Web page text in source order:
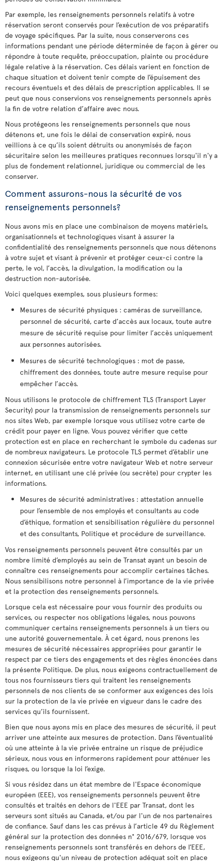
Par exemple, les renseignements personnels relatifs à votre
réservation seront conservés pour l’exécution de vos préparatifs
de voyage spécifiques. Par la suite, nous conserverons ces
informations pendant une période déterminée de façon à gérer ou
répondre à toute requête, préoccupation, plainte ou procédure
légale relative à la réservation. Ces délais varient en fonction de
chaque situation et doivent tenir compte de l’épuisement des
recours éventuels et des délais de prescription applicables. Il se
peut que nous conservions vos renseignements personnels après
la fin de votre relation d’affaire avec nous.
Nous protégeons les renseignements personnels que nous
détenons et, une fois le délai de conservation expiré, nous
veillions à ce qu’ils soient détruits ou anonymisés de façon
sécuritaire selon les meilleures pratiques reconnues lorsqu'il n'y a
plus de fondement relationnel, juridique ou commercial de les
conserver.
Comment assurons-nous la sécurité de vos
renseignements personnels?
Nous avons mis en place une combinaison de moyens matériels,
organisationnels et technologiques visant à assurer la
confidentialité des renseignements personnels que nous détenons
à votre sujet et visant à prévenir et protéger ceux-ci contre la
perte, le vol, l’accès, la divulgation, la modification ou la
destruction non-autorisée.
Voici quelques exemples, sous plusieurs formes:
Mesures de sécurité physiques : caméras de surveillance,
personnel de sécurité, carte d’accès aux locaux, toute autre
mesure de sécurité requise pour limiter l’accès uniquement
aux personnes autorisées.
Mesures de sécurité technologiques : mot de passe,
chiffrement des données, toute autre mesure requise pour
empêcher l’accès.
Nous utilisons le protocole de chiffrement TLS (Transport Layer
Security) pour la transmission de renseignements personnels sur
nos sites Web, par exemple lorsque vous utilisez votre carte de
crédit pour payer en ligne. Vous pouvez vérifier que cette
protection est en place en recherchant le symbole du cadenas sur
de nombreux navigateurs. Le protocole TLS permet d’établir une
connexion sécurisée entre votre navigateur Web et notre serveur
internet, en utilisant une clé privée (ou secrète) pour crypter les
informations.
Mesures de sécurité administratives : attestation annuelle
pour l’ensemble de nos employés et consultants au code
d’éthique, formation et sensibilisation régulière du personnel
et des consultants, Politique et procédure de surveillance.
Vos renseignements personnels peuvent être consultés par un
nombre limité d’employés au sein de Transat ayant un besoin de
connaître ces renseignements pour accomplir certaines tâches.
Nous sensibilisons notre personnel à l’importance de la vie privée
et la protection des renseignements personnels.
Lorsque cela est nécessaire pour vous fournir des produits ou
services, ou respecter nos obligations légales, nous pouvons
communiquer certains renseignements personnels à un tiers ou
une autorité gouvernementale. À cet égard, nous prenons les
mesures de sécurité nécessaires appropriées pour garantir le
respect par ce tiers des engagements et des règles énoncées dans
la présente Politique. De plus, nous exigeons contractuellement de
tous nos fournisseurs tiers qui traitent les renseignements
personnels de nos clients de se conformer aux exigences des lois
sur la protection de la vie privée en vigueur dans le cadre des
services qu’ils fournissent.
Bien que nous ayons mis en place des mesures de sécurité, il peut
arriver une atteinte aux mesures de protection. Dans l’éventualité
où une atteinte à la vie privée entraine un risque de préjudice
sérieux, nous vous en informerons rapidement pour atténuer les
risques, ou lorsque la loi l’exige.
Si vous résidez dans un état membre de l'Espace économique
européen (EEE), vos renseignements personnels peuvent être
consultés et traités en dehors de l'EEE par Transat, dont les
serveurs sont situés au Canada, et/ou par l'un de nos partenaires
de confiance. Sauf dans les cas prévus à l’article 49 du Règlement
général sur la protection des données n° 2016/679, lorsque vos
renseignements personnels sont transférés en dehors de l’EEE,
nous exigeons qu'un niveau de protection adéquat soit en place